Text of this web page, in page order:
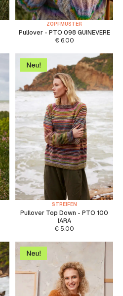
ZOPFMUSTER
Pullover - PTO 098 GUINEVERE
€6.00
STREIFEN
Pullover Top Down - PTO 100
IARA
€ 5.00